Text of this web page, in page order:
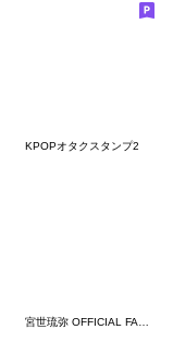
KPOPオタクスタンプ2